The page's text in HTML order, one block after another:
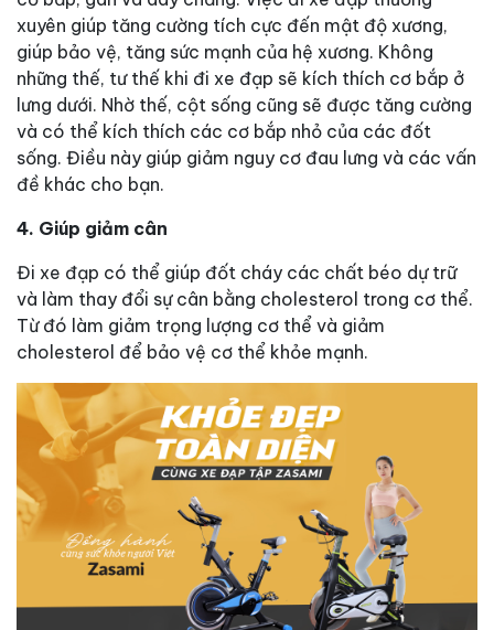
xuyên giúp tăng cường tích cực đến mật độ xương,
giúp bảo vệ, tăng sức mạnh của hệ xương. Không
những thế, tư thế khi đi xe đạp sẽ kích thích cơ bắp ở
lưng dưới. Nhờ thế, cột sống cũng sẽ được tăng cường
và có thể kích thích các cơ bắp nhỏ của các đốt
sống. Điều này giúp giảm nguy cơ đau lưng và các vấn
đề khác cho bạn.
4. Giúp giảm cân
Đi xe đạp có thể giúp đốt cháy các chất béo dự trữ
và làm thay đổi sự cân bằng cholesterol trong cơ thể.
Từ đó làm giảm trọng lượng cơ thể và giảm
cholesterol để bảo vệ cơ thể khỏe mạnh.